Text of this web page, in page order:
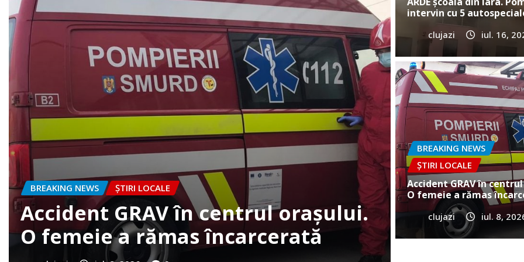
BREAKING NEWS ȘTIRI LOCALE
FOTO. Accident la intrare în Gilău!
clujazi
BREAKING NEWS ȘTIRI
Cum a
Vultureni?
clujazi iun. 25, 2026
intervin cu 5
clujazi iul. 16,
BREAKING NEWS
ȘTIRI LOCALE
Accident GRAV în
O femeie a rămas
clujazi iul. 8,